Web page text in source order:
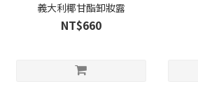
義大利椰甘酯卸妝露
NT$660